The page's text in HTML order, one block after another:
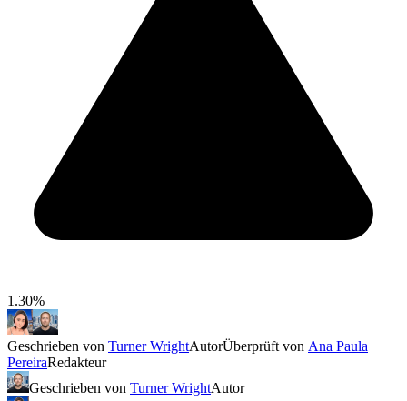
1.30%
Geschrieben von Turner WrightAutorÜberprüft von Ana Paula
PereiraRedakteur
Geschrieben von Turner WrightAutor